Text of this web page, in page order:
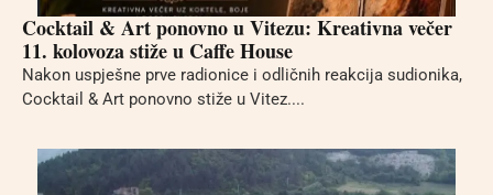
Cocktail & Art ponovno u Vitezu: Kreativna večer
11. kolovoza stiže u Caffe House
Nakon uspješne prve radionice i odličnih reakcija sudionika,
Cocktail & Art ponovno stiže u Vitez....